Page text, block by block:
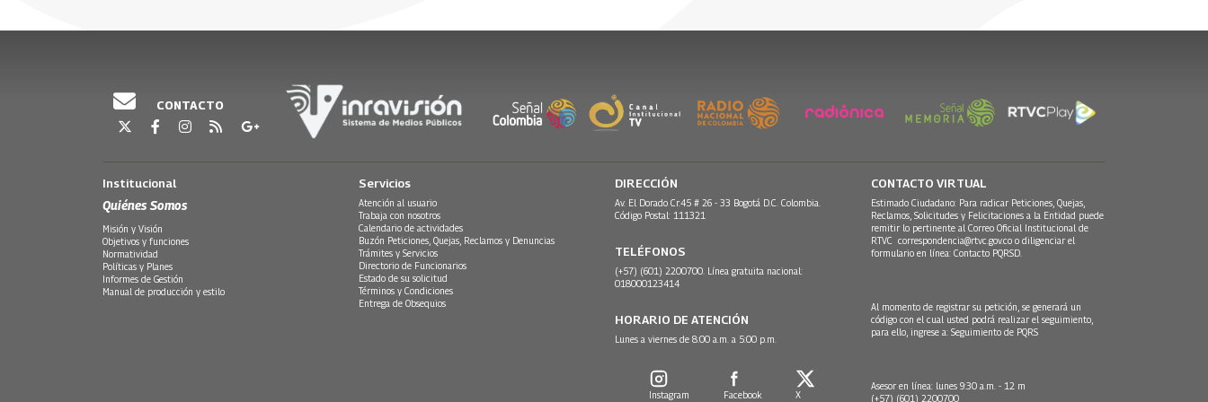
CONTACTO
Institucional
Quiénes Somos
Misión y Visión
Objetivos y funciones
Normatividad
Políticas y Planes
Informes de Gestión
Manual de producción y estilo
Servicios
Atención al usuario
Trabaja con nosotros
Calendario de actividades
Buzón Peticiones, Quejas, Reclamos y Denuncias
Trámites y Servicios
Directorio de Funcionarios
Estado de su solicitud
Términos y Condiciones
Entrega de Obsequios
DIRECCIÓN
Av. El Dorado Cr.45 # 26 - 33 Bogotá D.C. Colombia.
Código Postal: 111321
TELÉFONOS
(+57) (601) 2200700. Línea gratuita nacional:
018000123414
HORARIO DE ATENCIÓN
Lunes a viernes de 8:00 a.m. a 5:00 p.m.
Instagram Facebook X
CONTACTO VIRTUAL
Estimado Ciudadano: Para radicar Peticiones, Quejas,
Reclamos, Solicitudes y Felicitaciones a la Entidad puede
remitir lo pertinente al Correo Oficial Institucional de
RTVC correspondencia@rtvc.gov.co o diligenciar el
formulario en línea: Contacto PQRSD.
Al momento de registrar su petición, se generará un
código con el cual usted podrá realizar el seguimiento,
para ello, ingrese a: Seguimiento de PQRS
Asesor en línea: lunes 9:30 a.m. - 12 m
(+57) (601) 2200700